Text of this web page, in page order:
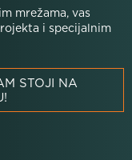
mrežama, vas
i specijalnim
STOJI NA